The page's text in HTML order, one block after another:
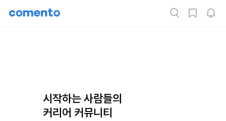
시작하는 사람들의
커리어 커뮤니티